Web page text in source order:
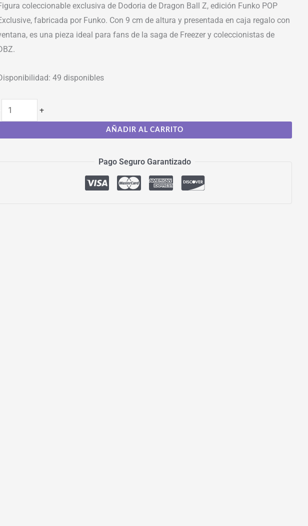
coleccionable exclusiva de Dodoria de Dragon Ball Z, edición Funko POP
fabricada por Funko. Con 9 cm de altura y presentada en caja regalo con
es una pieza ideal para fans de la saga de Freezer y coleccionistas de
49 disponibles
+
AÑADIR AL CARRITO
Pago Seguro Garantizado